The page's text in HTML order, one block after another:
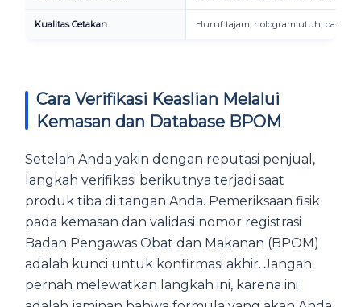
Kualitas Cetakan Huruf tajam, hologram utuh, batch
Cara Verifikasi Keaslian Melalui
Kemasan dan Database BPOM
Setelah Anda yakin dengan reputasi penjual,
langkah verifikasi berikutnya terjadi saat
produk tiba di tangan Anda. Pemeriksaan fisik
pada kemasan dan validasi nomor registrasi
Badan Pengawas Obat dan Makanan (BPOM)
adalah kunci untuk konfirmasi akhir. Jangan
pernah melewatkan langkah ini, karena ini